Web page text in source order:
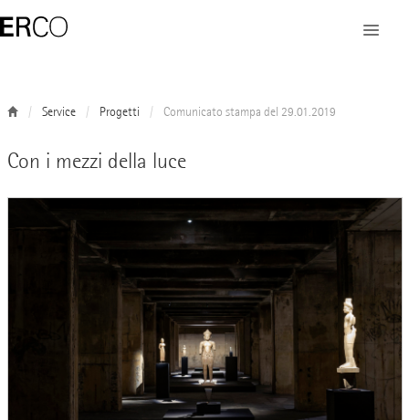
Service Progetti Comunicato stampa del 29.01.2019
Con i mezzi della luce